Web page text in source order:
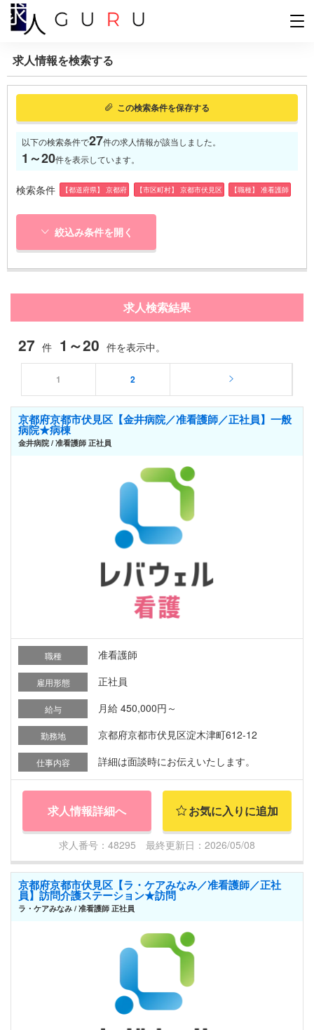
求人情報を検索する
この検索条件を保存する
以下の検索条件で27件の求人情報が該当しました。
1～20件を表示しています。
検索条件 【都道府県】 京都府 【市区町村】 京都市伏見区 【職種】 准看護師
絞込み条件を開く
求人検索結果
27 件 1～20 件を表示中。
1 2
京都府京都市伏見区【金井病院／准看護師／正社員】一般
病院★病棟
金井病院 / 准看護師 正社員
職種 准看護師
雇用形態 正社員
給与 月給 450,000円～
勤務地 京都府京都市伏見区淀木津町612-12
仕事内容 詳細は面談時にお伝えいたします。
求人情報詳細へ お気に入りに追加
求人番号：48295 最終更新日：2026/05/08
京都府京都市伏見区【ラ・ケアみなみ／准看護師／正社
員】訪問介護ステーション★訪問
ラ・ケアみなみ / 准看護師 正社員